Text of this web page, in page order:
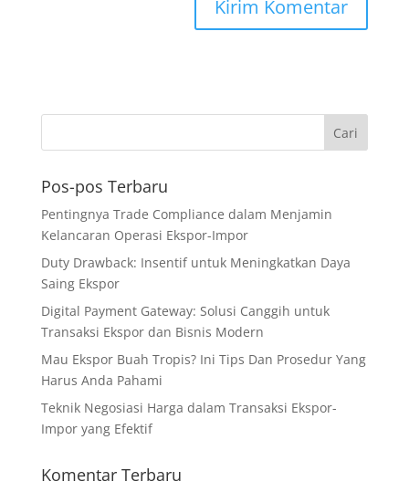
Pos-pos Terbaru
Pentingnya Trade Compliance dalam Menjamin
Kelancaran Operasi Ekspor-Impor
Duty Drawback: Insentif untuk Meningkatkan Daya
Saing Ekspor
Digital Payment Gateway: Solusi Canggih untuk
Transaksi Ekspor dan Bisnis Modern
Mau Ekspor Buah Tropis? Ini Tips Dan Prosedur Yang
Harus Anda Pahami
Teknik Negosiasi Harga dalam Transaksi Ekspor-
Impor yang Efektif
Komentar Terbaru